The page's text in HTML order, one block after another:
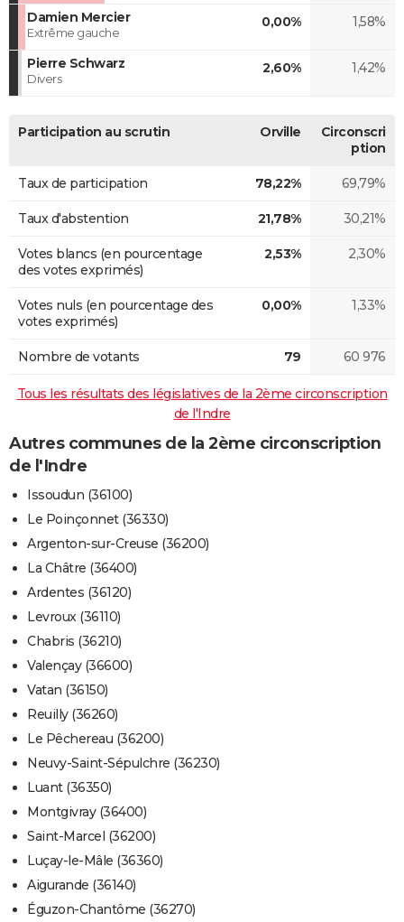
Damien Mercier
Extrême gauche
0,00% 1,58%
Pierre Schwarz
Divers
2,60% 1,42%
Participation au scrutin Orville
Circonscri
ption
Taux de participation 78,22% 69,79%
Taux d'abstention 21,78% 30,21%
Votes blancs (en pourcentage
des votes exprimés)
2,53% 2,30%
Votes nuls (en pourcentage des
votes exprimés)
0,00% 1,33%
Nombre de votants 79 60 976
Tous les résultats des législatives de la 2ème circonscription
de l'Indre
Autres communes de la 2ème circonscription
de l'Indre
Issoudun (36100)
Le Poinçonnet (36330)
Argenton-sur-Creuse (36200)
La Châtre (36400)
Ardentes (36120)
Levroux (36110)
Chabris (36210)
Valençay (36600)
Vatan (36150)
Reuilly (36260)
Le Pêchereau (36200)
Neuvy-Saint-Sépulchre (36230)
Luant (36350)
Montgivray (36400)
Saint-Marcel (36200)
Luçay-le-Mâle (36360)
Aigurande (36140)
Éguzon-Chantôme (36270)